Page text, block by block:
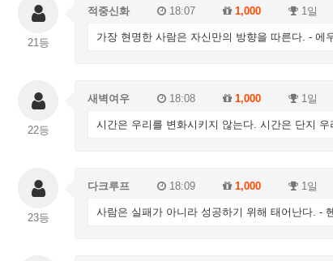
21등
적중신화 18:07 1,000 1일
가장 현명한 사람은 자신만의 방향을 따른다. - 에
22등
새벽여우 18:08 1,000 1일
시간은 우리를 변화시키지 않는다. 시간은 단지
23등
다크루프 18:09 1,000 1일
사람은 실패가 아니라 성공하기 위해 태어난다. -